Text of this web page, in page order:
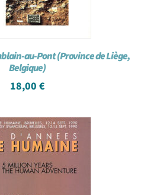
au-Pont (Province de Liège,
Belgique)
18,00 €